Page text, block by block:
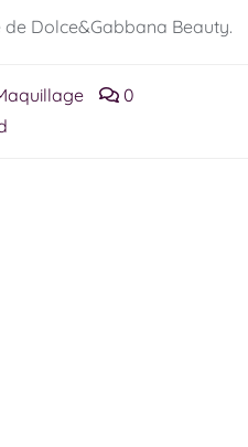
de Dolce&Gabbana Beauty.
0